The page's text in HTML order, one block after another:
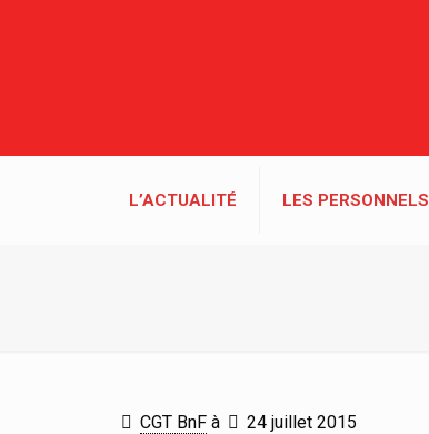
L’ACTUALITÉ LES PERSONNELS
CGT BnF à 24 juillet 2015